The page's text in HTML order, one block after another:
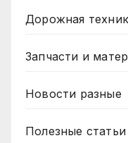
Дорожная
Запчасти и
Новости разные
Полезные статьи